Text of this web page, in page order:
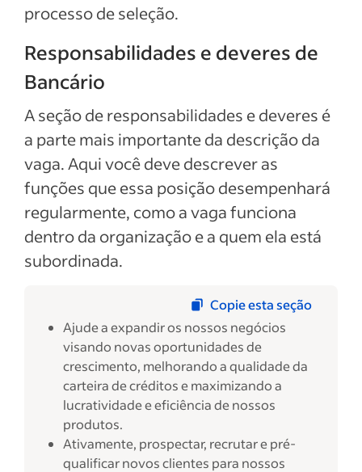
processo de seleção.
Responsabilidades e deveres de
Bancário
A seção de responsabilidades e deveres é
a parte mais importante da descrição da
vaga. Aqui você deve descrever as
funções que essa posição desempenhará
regularmente, como a vaga funciona
dentro da organização e a quem ela está
subordinada.
Copie esta seção
Ajude a expandir os nossos negócios
visando novas oportunidades de
crescimento, melhorando a qualidade da
carteira de créditos e maximizando a
lucratividade e eficiência de nossos
produtos.
Ativamente, prospectar, recrutar e pré-
qualificar novos clientes para nossos